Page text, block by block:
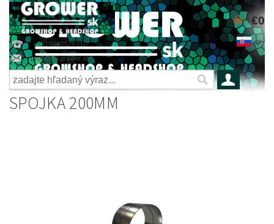
+421904052931
grower@grower.sk
€0
SPOJKA 200MM